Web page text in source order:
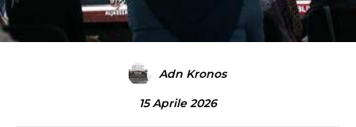
Adn Kronos
15 Aprile 2026